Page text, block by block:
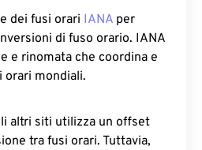
dei fusi orari IANA per
di fuso orario. IANA
e rinomata che coordina e
orari mondiali.
altri siti utilizza un offset
tra fusi orari. Tuttavia,